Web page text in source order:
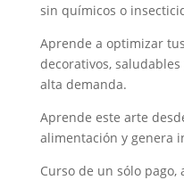
sin químicos o
Aprende a optimizar
decorativos,
alta demanda.
Aprende este arte
alimentación y genera
Curso de un sólo pago,